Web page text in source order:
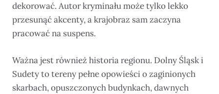
dekorować. Autor kryminału może tylko lekko
przesunąć akcenty, a krajobraz sam zaczyna
pracować na suspens.
Ważna jest również historia regionu. Dolny Śląsk i
Sudety to tereny pełne opowieści o zaginionych
skarbach, opuszczonych budynkach, dawnych